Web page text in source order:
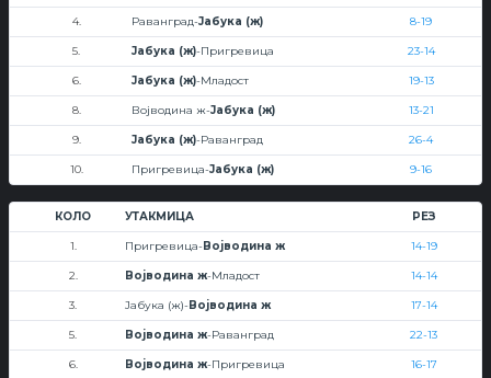
4. Раванград-Јабука (ж) 8-19
5. Јабука (ж)-Пригревица 23-14
6. Јабука (ж)-Младост 19-13
8. Војводина ж-Јабука (ж) 13-21
9. Јабука (ж)-Раванград 26-4
10. Пригревица-Јабука (ж) 9-16
КОЛО УТАКМИЦА РЕЗ
1. Пригревица-Војводина ж 14-19
2. Војводина ж-Младост 14-14
3. Јабука (ж)-Војводина ж 17-14
5. Војводина ж-Раванград 22-13
6. Војводина ж-Пригревица 16-17